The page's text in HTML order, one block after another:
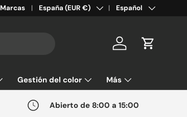
Marcas País/Región
España (EUR €) IdiomaEspañol
Cuenta Carrito
Gestión del color Más
Abierto de 8:00 a 15:00